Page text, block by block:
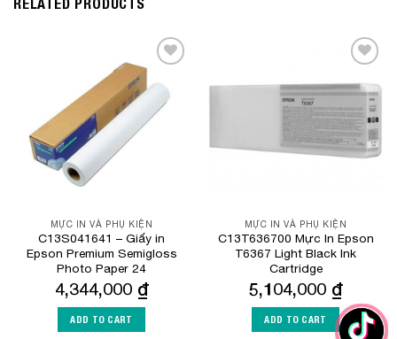
RELATED PRODUCTS
Wishlist
MỰC IN VÀ PHỤ KIỆN
C13S041641 – Giấy in
Epson Premium Semigloss
Photo Paper 24
4,344,000 ₫
ADD TO CART
Wishlist
MỰC IN VÀ PHỤ KIỆN
C13T636700 Mực In Epson
T6367 Light Black Ink
Cartridge
5,104,000 ₫
ADD TO CART